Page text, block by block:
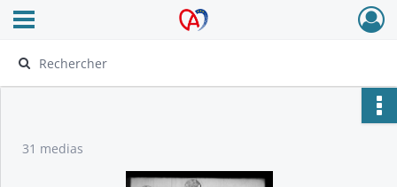
Archives Alsace - Colmar
Ouvrir le menu déroulant
31 medias